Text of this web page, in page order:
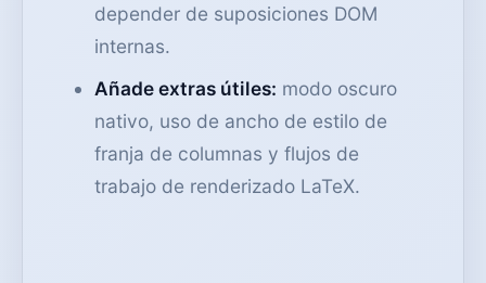
depender de suposiciones DOM
internas.
Añade extras útiles: modo oscuro
nativo, uso de ancho de estilo de
franja de columnas y flujos de
trabajo de renderizado LaTeX.